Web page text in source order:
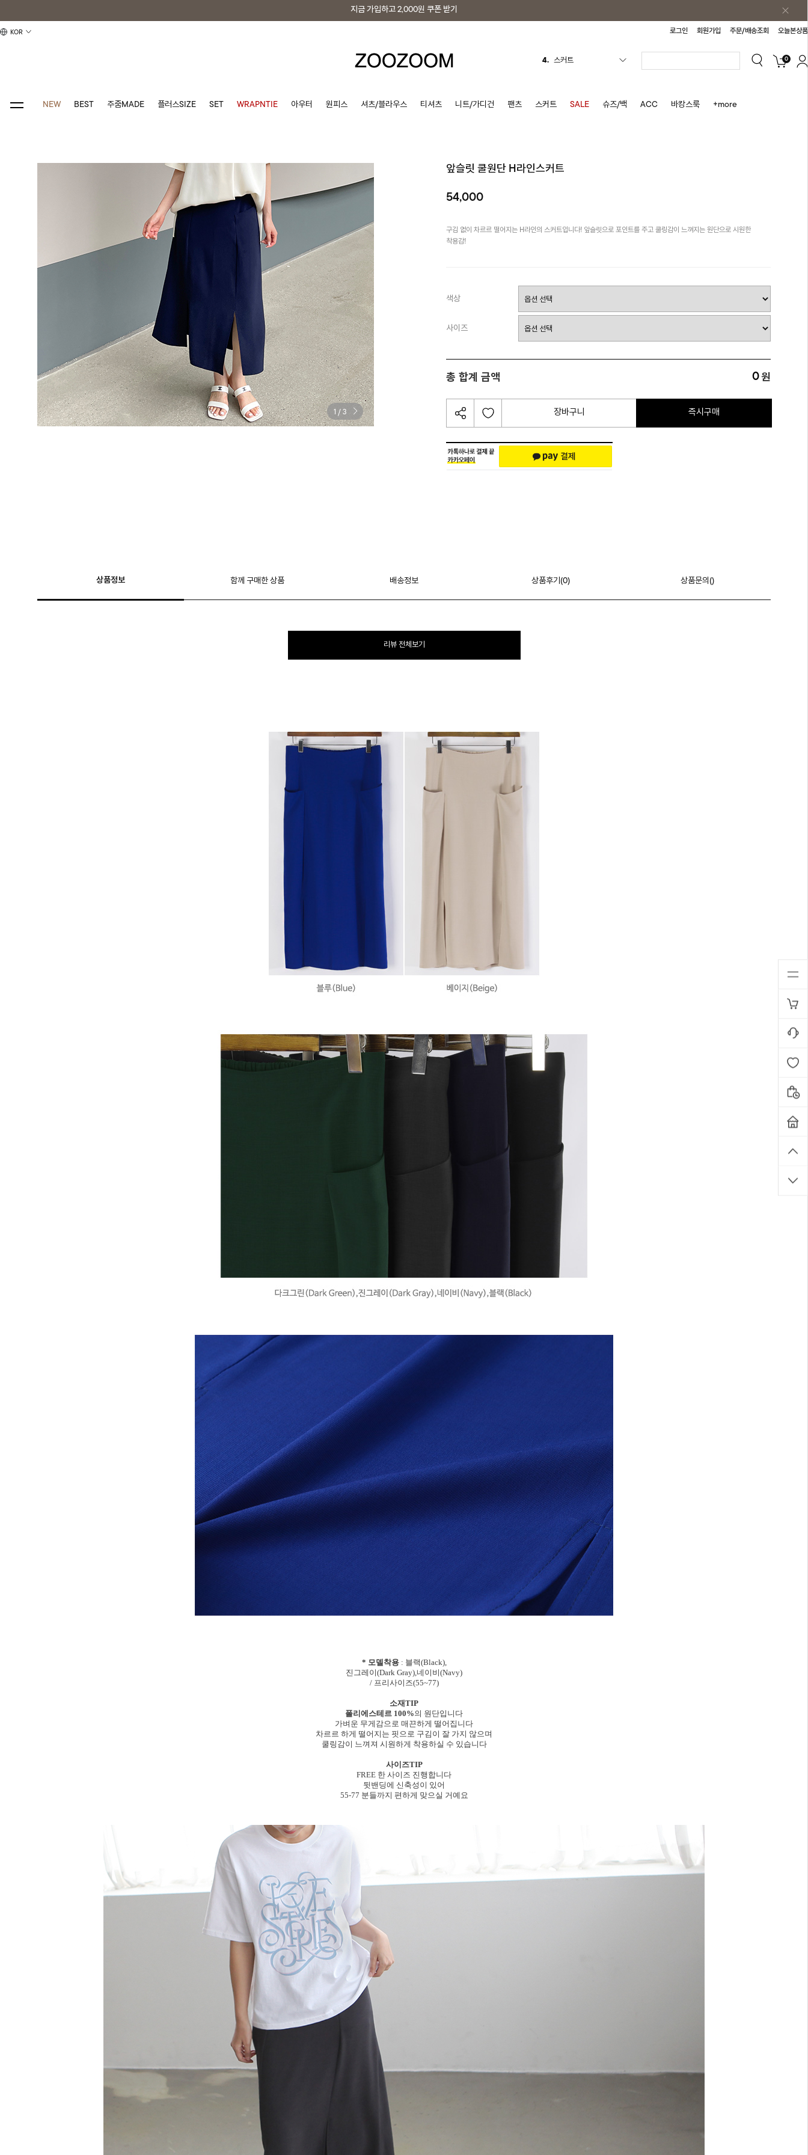
지금 가입하고 2,000원 쿠폰 받기
KOR 로그인 회원가입 주문/배송조회 오늘본상품
5. 반바지
7.
원피스
4. 스커트
0
NEW BEST 주줌MADE 플러스SIZE SET WRAPNTIE 아우터 원피스 셔츠/블라우스 티셔츠 니트/가디건 팬츠 스커트 SALE 슈즈/백 ACC 바캉스룩 +more
1 /3
앞슬릿 쿨원단 H라인스커트
54,000
구김 없이 차르르 떨어지는 H라인의 스커트입니다! 앞슬릿으로 포인트를 주고 쿨링감이 느껴지는 원단으로 시원한
착용감!
색상
사이즈
총 합계 금액 0원
장바구니 즉시구매
상품정보 함께 구매한 상품 배송정보 상품후기(0) 상품문의()
리뷰 전체보기
* 모델착용: 블랙(Black),
진그레이(Dark Gray),네이비(Navy)
/ 프리사이즈(55~77)
소재TIP
폴리에스테르 100%의 원단입니다
가벼운 무게감으로 매끈하게 떨어집니다
차르르 하게 떨어지는 핏으로 구김이 잘 가지 않으며
쿨링감이 느껴져 시원하게 착용하실 수 있습니다
사이즈TIP
FREE 한 사이즈 진행합니다
뒷밴딩에 신축성이 있어
55-77 분들까지 편하게 맞으실 거예요